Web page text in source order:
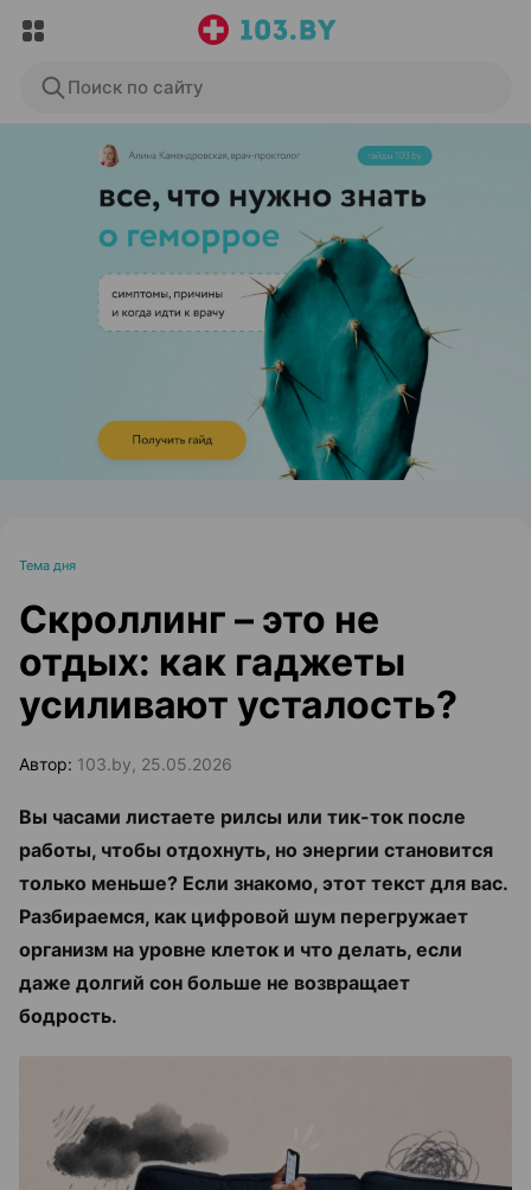
Поиск по сайту
ЭФФЕКТИВНАЯ РЕКЛАМА НА САЙТЕ
Тема дня
Скроллинг – это не
отдых: как гаджеты
усиливают усталость?
Автор: 103.by, 25.05.2026
Вы часами листаете рилсы или тик-ток после
работы, чтобы отдохнуть, но энергии становится
только меньше? Если знакомо, этот текст для вас.
Разбираемся, как цифровой шум перегружает
организм на уровне клеток и что делать, если
даже долгий сон больше не возвращает
бодрость.